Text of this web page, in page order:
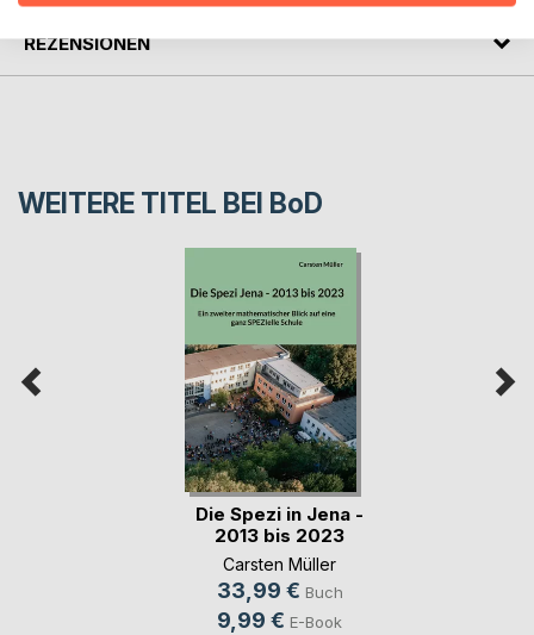
REZENSIONEN
WEITERE TITEL BEI BoD
Die Spezi in Jena -
2013 bis 2023
Carsten Müller
33,99 € Buch
9,99 € E-Book